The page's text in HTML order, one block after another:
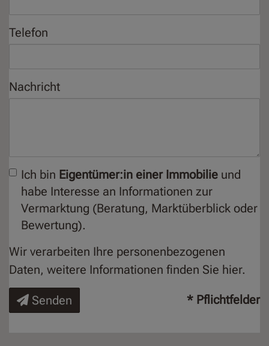
Telefon
Nachricht
Ich bin Eigentümer:in einer Immobilie und
habe Interesse an Informationen zur
Vermarktung (Beratung, Marktüberblick oder
Bewertung).
Wir verarbeiten Ihre personenbezogenen
Daten, weitere Informationen finden Sie hier.
Senden * Pflichtfelder